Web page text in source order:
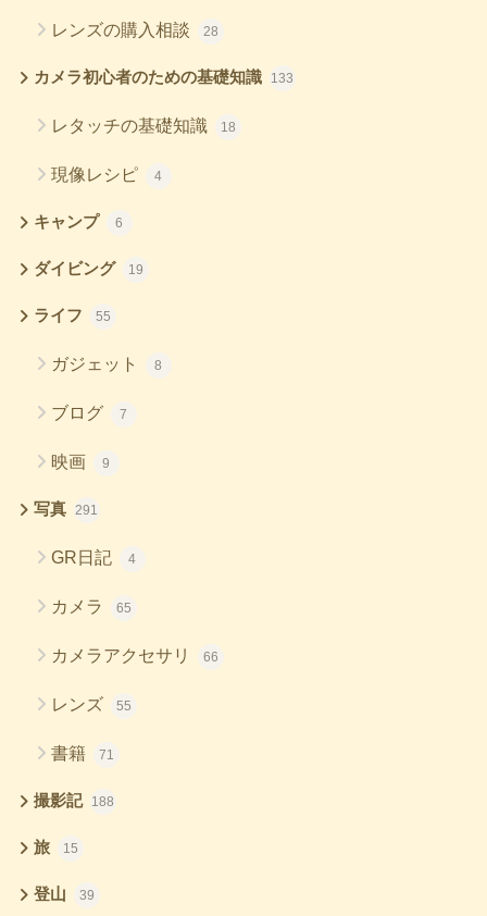
レンズの購入相談 28
カメラ初心者のための基礎知識 133
レタッチの基礎知識 18
現像レシピ 4
キャンプ 6
ダイビング 19
ライフ 55
ガジェット 8
ブログ 7
映画 9
写真 291
GR日記 4
カメラ 65
カメラアクセサリ 66
レンズ 55
書籍 71
撮影記 188
旅 15
登山 39